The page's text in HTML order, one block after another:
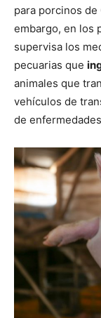
para porcinos
embargo, en los
supervisa los
pecuarias que
animales que
vehículos de
de